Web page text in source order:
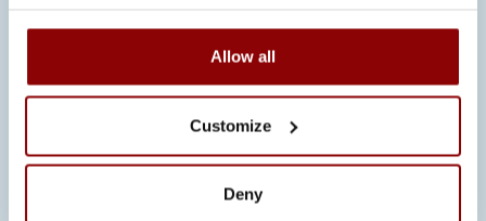
Allow all
Customize
Deny
Työpaikat-sivuumme nähdäksesi